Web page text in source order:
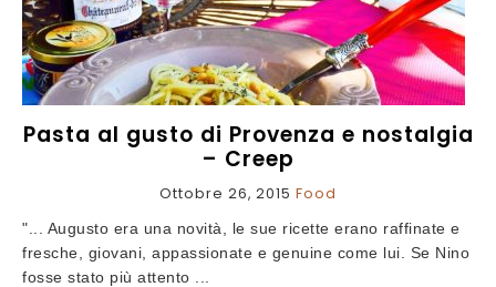
Pasta al gusto di Provenza e nostalgia
– Creep
Ottobre 26, 2015 Food
"... Augusto era una novità, le sue ricette erano raffinate e
fresche, giovani, appassionate e genuine come lui. Se Nino
fosse stato più attento ...